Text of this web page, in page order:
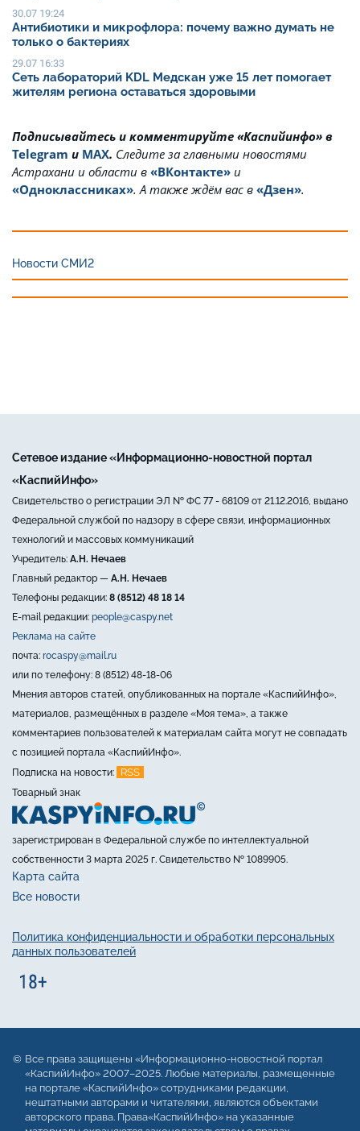
30.07 19:24
Антибиотики и микрофлора: почему важно думать не
только о бактериях
29.07 16:33
Сеть лабораторий KDL Медскан уже 15 лет помогает
жителям региона оставаться здоровыми
Подписывайтесь и комментируйте «Каспийинфо» в
Telegram и MAX. Cледите за главными новостями
Астрахани и области в «ВКонтакте» и
«Одноклассниках». А также ждём вас в «Дзен».
Новости СМИ2
Сетевое издание «Информационно-новостной портал
«КаспийИнфо»
Свидетельство о регистрации ЭЛ № ФС 77 - 68109 от 21.12.2016, выдано
Федеральной службой по надзору в сфере связи, информационных
технологий и массовых коммуникаций
Учредитель: А.Н. Нечаев
Главный редактор — А.Н. Нечаев
Телефоны редакции: 8 (8512) 48 18 14
E-mail редакции: people@caspy.net
Реклама на сайте
почта: rocaspy@mail.ru
или по телефону: 8 (8512) 48-18-06
Мнения авторов статей, опубликованных на портале «КаспийИнфо»,
материалов, размещённых в разделе «Моя тема», а также
комментариев пользователей к материалам сайта могут не совпадать
с позицией портала «КаспийИнфо».
Подписка на новости:
RSS
Товарный знак
зарегистрирован в Федеральной службе по интеллектуальной
собственности 3 марта 2025 г. Свидетельство № 1089905.
Карта сайта
Все новости
Политика конфиденциальности и обработки персональных
данных пользователей
Все права защищены «Информационно-новостной портал
«КаспийИнфо» 2007–2025. Любые материалы, размещенные
на портале «КаспийИнфо» сотрудниками редакции,
нештатными авторами и читателями, являются объектами
авторского права. Права«КаспийИнфо» на указанные